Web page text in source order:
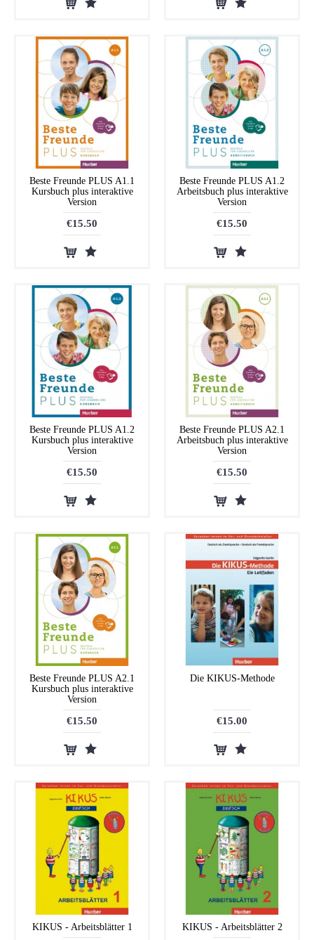
Beste Freunde PLUS A1.1
Kursbuch plus interaktive
Version
€15.50
Beste Freunde PLUS A1.2
Arbeitsbuch plus interaktive
Version
€15.50
Beste Freunde PLUS A1.2
Kursbuch plus interaktive
Version
€15.50
Beste Freunde PLUS A2.1
Arbeitsbuch plus interaktive
Version
€15.50
Beste Freunde PLUS A2.1
Kursbuch plus interaktive
Version
€15.50
Die KIKUS-Methode
€15.00
KIKUS - Arbeitsblätter 1 KIKUS - Arbeitsblätter 2